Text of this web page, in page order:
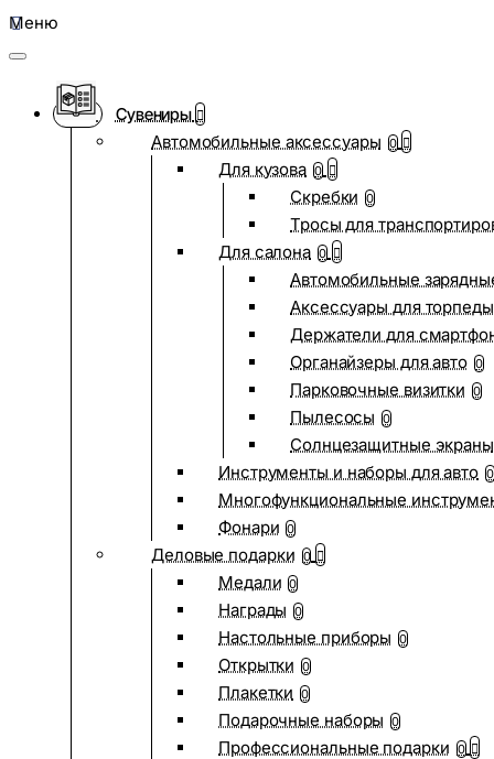
Меню
Сувениры
Автомобильные аксессуары 0
Для кузова 0
Скребки 0
Тросы для
Для салона 0
Автомобильные
Аксессуары для
Держатели для
Органайзеры для авто 0
Парковочные визитки 0
Пылесосы 0
Солнцезащитные экраны
Инструменты и наборы для авто 0
Многофункциональные
Фонари 0
Деловые подарки 0
Медали 0
Награды 0
Настольные приборы 0
Открытки 0
Плакетки 0
Подарочные наборы 0
Профессиональные подарки 0